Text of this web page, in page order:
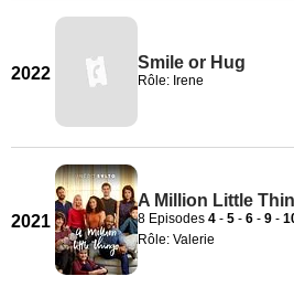
2022
Smile or Hug
Rôle: Irene
2021
A Million Little
8 Episodes 4 - 5 - 6 - 9 -
Rôle: Valerie